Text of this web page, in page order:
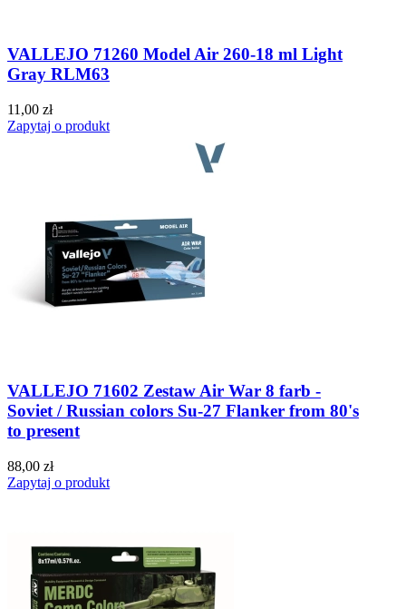
VALLEJO 71260 Model Air 260-18 ml Light
Gray RLM63
11,00 zł
Zapytaj o produkt
VALLEJO 71602 Zestaw Air War 8 farb -
Soviet / Russian colors Su-27 Flanker from 80's
to present
88,00 zł
Zapytaj o produkt